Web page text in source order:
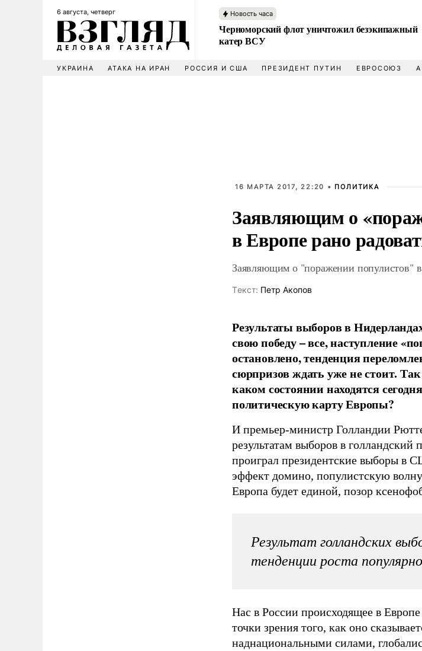
6 августа, четверг Новость часа
Черноморский флот уничтожил безэкипажный
катер ВСУ
УКРАИНА АТАКА НА ИРАН РОССИЯ И США ПРЕЗИДЕНТ ПУТИН ЕВРОСОЮЗ
16 МАРТА 2017, 22:20 • ПОЛИТИКА
Заявляющим о
в Европе рано
Заявляющим о "поражении популистов" в
Tекст: Петр Акопов
Результаты выборов в
свою победу – все, наступление
остановлено, тенденция
сюрпризов ждать уже не стоит.
каком состоянии находятся
политическую карту Европы?
И премьер-министр Голландии
результатам выборов в голландский
проиграл президентские выборы в
эффект домино, популистскую
Европа будет единой, позор
Результат голландских
тенденции роста
Нас в России происходящее в
точки зрения того, как оно
наднациональными силами,